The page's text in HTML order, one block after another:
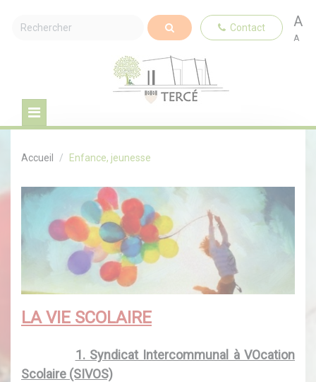
Contact A
A
Accueil Enfance, jeunesse
LA VIE SCOLAIRE
1. Syndicat Intercommunal à VOcation
Scolaire (SIVOS)